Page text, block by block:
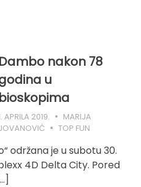
Dambo nakon 78
u
bioskopima
APRILA 2019.
MARIJA
TOP FUN
održana je u subotu 30.
4D Delta City. Pored